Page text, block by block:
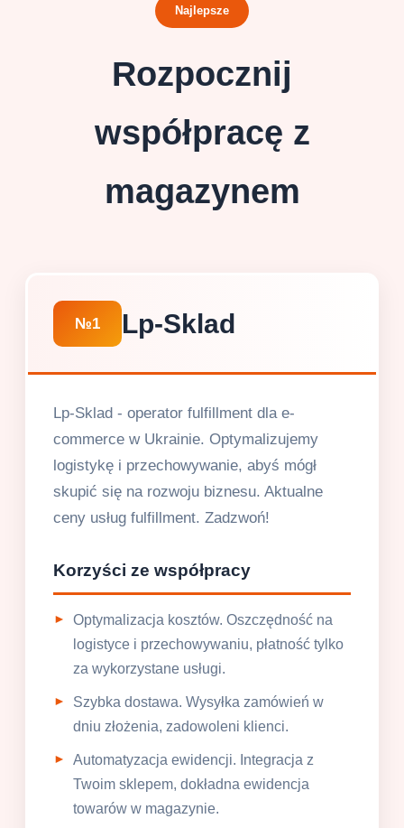
Najlepsze
Rozpocznij
współpracę z
magazynem
№1 Lp-Sklad
Lp-Sklad - operator fulfillment dla e-
commerce w Ukrainie. Optymalizujemy
logistykę i przechowywanie, abyś mógł
skupić się na rozwoju biznesu. Aktualne
ceny usług fulfillment. Zadzwoń!
Korzyści ze współpracy
Optymalizacja kosztów. Oszczędność na
logistyce i przechowywaniu, płatność tylko
za wykorzystane usługi.
Szybka dostawa. Wysyłka zamówień w
dniu złożenia, zadowoleni klienci.
Automatyzacja ewidencji. Integracja z
Twoim sklepem, dokładna ewidencja
towarów w magazynie.